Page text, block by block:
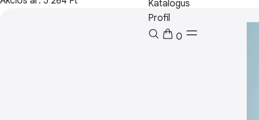
Katalógus
Profil
0